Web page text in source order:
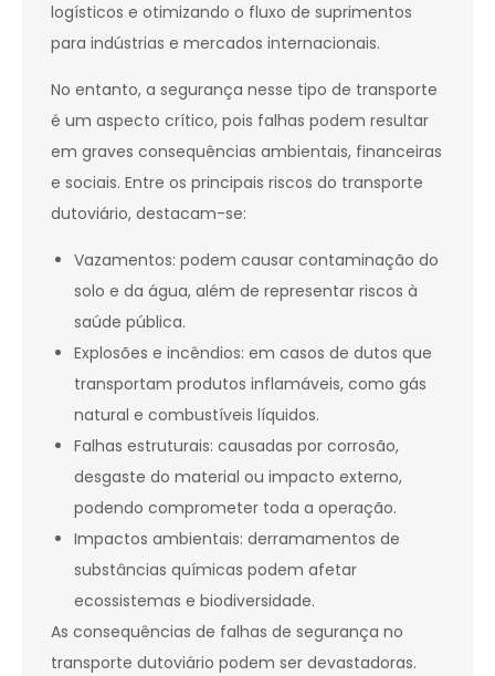
logísticos e otimizando o fluxo de suprimentos
para indústrias e mercados internacionais.
No entanto, a segurança nesse tipo de transporte
é um aspecto crítico, pois falhas podem resultar
em graves consequências ambientais, financeiras
e sociais. Entre os principais riscos do transporte
dutoviário, destacam-se:
Vazamentos: podem causar contaminação do
solo e da água, além de representar riscos à
saúde pública.
Explosões e incêndios: em casos de dutos que
transportam produtos inflamáveis, como gás
natural e combustíveis líquidos.
Falhas estruturais: causadas por corrosão,
desgaste do material ou impacto externo,
podendo comprometer toda a operação.
Impactos ambientais: derramamentos de
substâncias químicas podem afetar
ecossistemas e biodiversidade.
As consequências de falhas de segurança no
transporte dutoviário podem ser devastadoras.